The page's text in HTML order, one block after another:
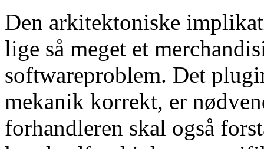
Den arkitektoniske
lige så meget et
softwareproblem. Det
mekanik korrekt, er
forhandleren skal også